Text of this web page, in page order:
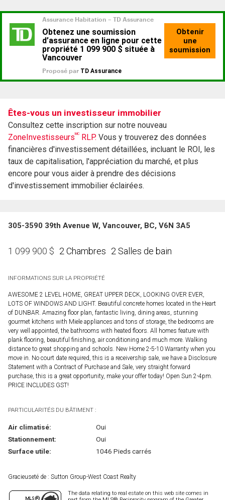
Êtes-vous un investisseur immobilier
Consultez cette inscription sur notre nouveau
ZoneInvestisseursMC RLP. Vous y trouverez des données
financières d'investissement détaillées, incluant le ROI, les
taux de capitalisation, l'appréciation du marché, et plus
encore pour vous aider à prendre des décisions
d'investissement immobilier éclairées.
305-3590 39th Avenue W, Vancouver, BC, V6N 3A5
1 099 900 $ 2 Chambres 2 Salles de bain
INFORMATIONS SUR LA PROPRIÉTÉ
AWESOME 2 LEVEL HOME, GREAT UPPER DECK, LOOKING OVER EVER,
LOTS OF WINDOWS AND LIGHT. Beautiful concrete homes located in the Heart
of DUNBAR. Amazing floor plan, fantastic living, dining areas, stunning
gourmet kitchens with Miele appliances and tons of storage, the bedrooms are
very well appointed, the bathrooms with heated floors. All homes feature with
plank flooring, beautiful finishing, air conditioning and much more. Walking
distance to great shopping and schools. New Home 2-5-10 Warranty when you
move in. No court date required, this is a receivership sale, we have a Disclosure
Statement with a Contract of Purchase and Sale, very straight forward
purchase, this is a great opportunity, make your offer today! Open Sun 2-4pm.
PRICE INCLUDES GST!
PARTICULARITÉS DU BÂTIMENT :
Air climatisé:
Oui
Stationnement:
Oui
Surface utile:
1046 Pieds carrés
Gracieuseté de : Sutton Group-West Coast Realty
The data relating to real estate on this web site comes in